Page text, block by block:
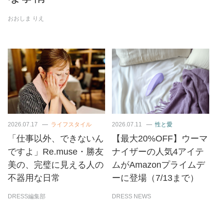
おおしま りえ
2026.07.17 ライフスタイル
「仕事以外、できないん
ですよ」Re.muse・勝友
美の、完璧に見える人の
不器用な日常
DRESS編集部
2026.07.11 性と愛
【最大20%OFF】ウーマ
ナイザーの人気4アイテ
ムがAmazonプライムデ
ーに登場（7/13まで）
DRESS NEWS